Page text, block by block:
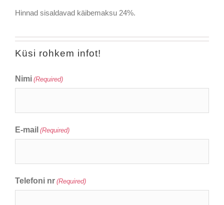
Hinnad sisaldavad käibemaksu 24%.
Küsi rohkem infot!
Nimi (Required)
E-mail (Required)
Telefoni nr (Required)